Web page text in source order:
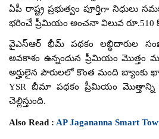
ఏపీ రాష్ట్ర ప్రభుత్వం పూర్తిగా నిధులు
భరించే ప్రీమియం అంచనా విలువ రూ.510
వైఎస్‌ఆర్‌ భీమ్‌ పథకం లబ్ధిదారుల
అవకాశం ఉన్నందున ప్రీమియం మొత్తం
అర్హులైన పౌరులలో కొంత మంది బ్యాంకు
YSR బీమా పథకం ప్రీమియం మొత్తాన్ని
చెల్లిస్తుంది.
Also Read : AP Jagananna Smart